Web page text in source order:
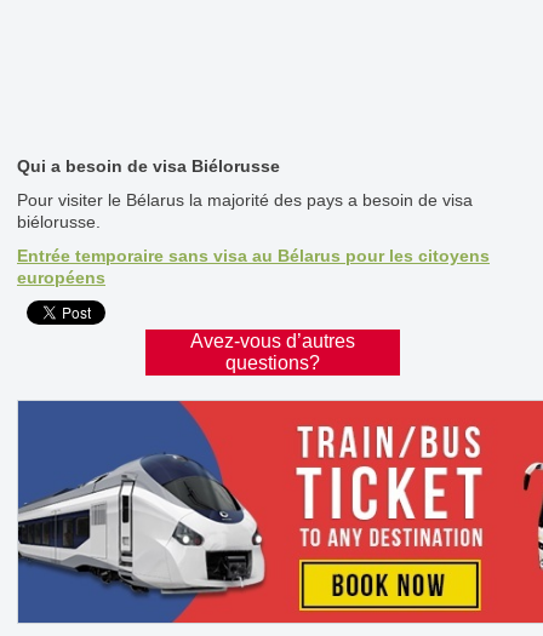
Qui a besoin de visa Biélorusse
Pour visiter le Bélarus la majorité des pays a besoin de visa
biélorusse.
Entrée temporaire sans visa au Bélarus pour les citoyens
européens
Avez-vous d’autres
questions?